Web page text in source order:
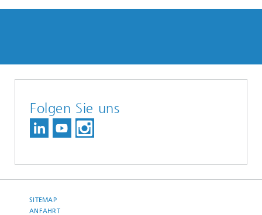
Folgen Sie uns
SITEMAP
ANFAHRT